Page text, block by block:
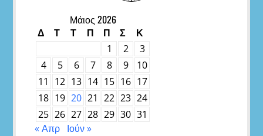
Μάιος 2026
Δ Τ Τ Π Π Σ
Κ
1
2
3
4
5 6 7 8 9
10
11
12 13 14 15 16 17
18 19 20 21 22 23 24
25 26 27 28 29 30 31
« Απρ Ιούν »